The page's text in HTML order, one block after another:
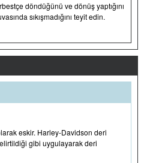
döndüğünü ve dönüş yaptığını
sıkışmadığını teyit edin.
eskir. Harley-Davidson deri
gibi uygulayarak deri